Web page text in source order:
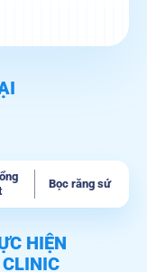
Bọc răng sứ
HIỆN